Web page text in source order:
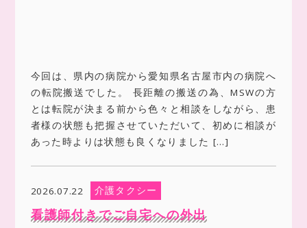
今回は、県内の病院から愛知県名古屋市内の病院へ
の転院搬送でした。 長距離の搬送の為、MSWの方
とは転院が決まる前から色々と相談をしながら、患
者様の状態も把握させていただいて、初めに相談が
あった時よりは状態も良くなりました […]
2026.07.22 介護タクシー
看護師付きでご自宅への外出